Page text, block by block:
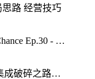
路 经营技巧
我的第二次机会 My New Second Chance Ep.30 - 配置要求 My New Second Chance Ep tips
往日不再 Days Gone 终极复刻版 集成破碎之路全DLC豪华中文版 - 游戏介绍 配置要求